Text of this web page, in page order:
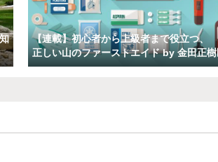
【連載】初心者から上級者まで役立つ、
正しい山のファーストエイド by 金田正